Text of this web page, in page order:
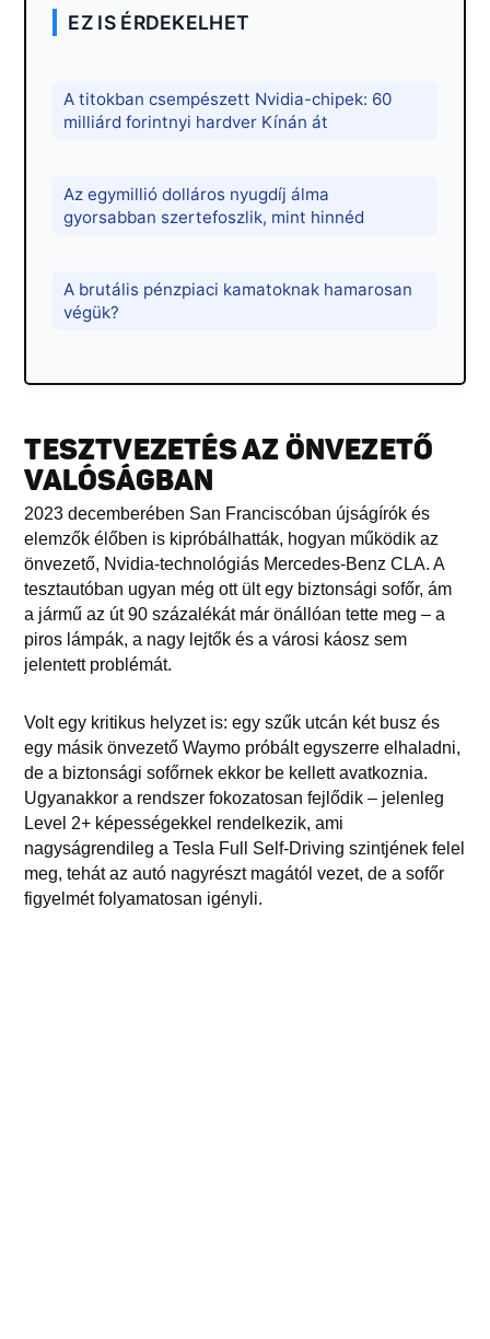
EZ IS ÉRDEKELHET
A titokban csempészett Nvidia-chipek: 60
milliárd forintnyi hardver Kínán át
Az egymillió dolláros nyugdíj álma
gyorsabban szertefoszlik, mint hinnéd
A brutális pénzpiaci kamatoknak hamarosan
végük?
TESZTVEZETÉS AZ ÖNVEZETŐ
VALÓSÁGBAN
2023 decemberében San Franciscóban újságírók és
elemzők élőben is kipróbálhatták, hogyan működik az
önvezető, Nvidia-technológiás Mercedes-Benz CLA. A
tesztautóban ugyan még ott ült egy biztonsági sofőr, ám
a jármű az út 90 százalékát már önállóan tette meg – a
piros lámpák, a nagy lejtők és a városi káosz sem
jelentett problémát.
Volt egy kritikus helyzet is: egy szűk utcán két busz és
egy másik önvezető Waymo próbált egyszerre elhaladni,
de a biztonsági sofőrnek ekkor be kellett avatkoznia.
Ugyanakkor a rendszer fokozatosan fejlődik – jelenleg
Level 2+ képességekkel rendelkezik, ami
nagyságrendileg a Tesla Full Self-Driving szintjének felel
meg, tehát az autó nagyrészt magától vezet, de a sofőr
figyelmét folyamatosan igényli.